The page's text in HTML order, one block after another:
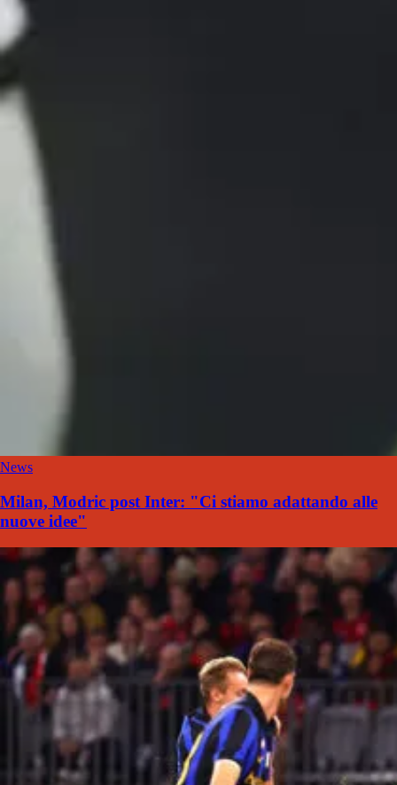
News
Milan, Modric post Inter: "Ci stiamo adattando alle
nuove idee"